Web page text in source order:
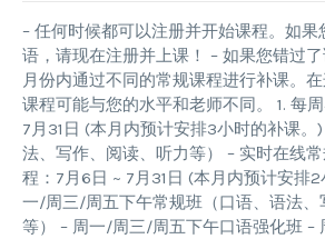
– 任何时候都可以注册并开始课程。如果
语，请现在注册并上课！ – 如果您错过
月份内通过不同的常规课程进行补课。
课程可能与您的水平和老师不同。 1. 每
7月31日 (本月内预计安排3小时的补课。
法、写作、阅读、听力等） – 实时在线
程：7月6日 ~ 7月31日 (本月内预计安排
一/周三/周五下午常规班（口语、语法、
等） – 周一/周三/周五下午口语强化班 –